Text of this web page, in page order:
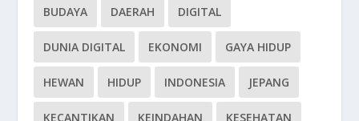
BUDAYA DAERAH DIGITAL
DUNIA DIGITAL EKONOMI GAYA HIDUP
HEWAN HIDUP INDONESIA JEPANG
KECANTIKAN KEINDAHAN KESEHATAN